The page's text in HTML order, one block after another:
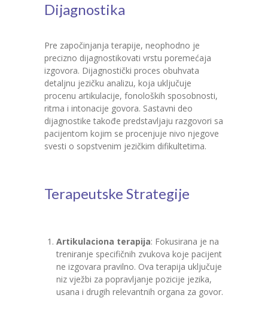
Dijagnostika
Pre započinjanja terapije, neophodno je
precizno dijagnostikovati vrstu poremećaja
izgovora. Dijagnostički proces obuhvata
detaljnu jezičku analizu, koja uključuje
procenu artikulacije, fonoloških sposobnosti,
ritma i intonacije govora. Sastavni deo
dijagnostike takođe predstavljaju razgovori sa
pacijentom kojim se procenjuje nivo njegove
svesti o sopstvenim jezičkim difikultetima.
Terapeutske Strategije
Artikulaciona terapija: Fokusirana je na
treniranje specifičnih zvukova koje pacijent
ne izgovara pravilno. Ova terapija uključuje
niz vježbi za popravljanje pozicije jezika,
usana i drugih relevantnih organa za govor.